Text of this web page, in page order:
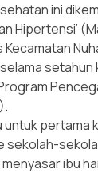
ini
Hipertensi’
Kecamatan
setahun
pertama
sekolah-
ibu